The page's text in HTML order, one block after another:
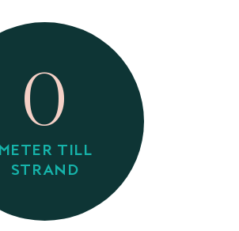
0
METER TILL
STRAND